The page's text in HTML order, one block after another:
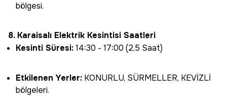
bölgesi.
8. Karaisalı Elektrik Kesintisi Saatleri
Kesinti Süresi:14:30 - 17:00 (2,5 Saat)
Etkilenen Yerler: KONURLU, SÜRMELLER, KEVİZLİ
bölgeleri.